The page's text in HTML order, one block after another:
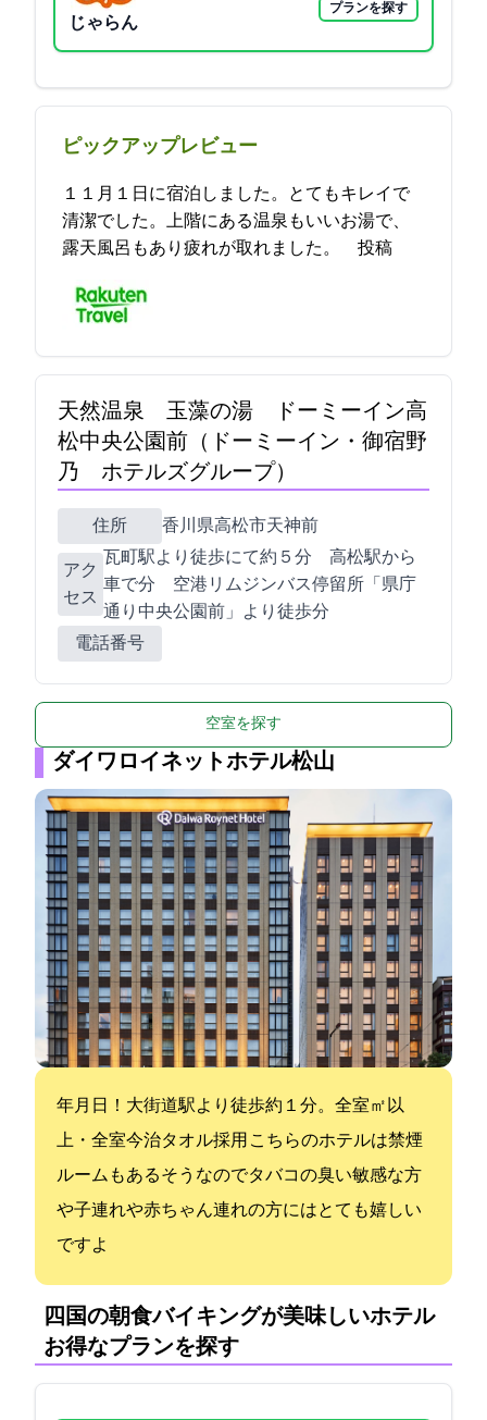
じゃらん
プランを探す
ピックアップレビュー
１１月１日に宿泊しました。とてもキレイで
清潔でした。上階にある温泉もいいお湯で、
露天風呂もあり疲れが取れました。 2021-11-09 20:31:00投稿
天然温泉 玉藻の湯 ドーミーイン高
松中央公園前（ドーミーイン・御宿野
乃 ホテルズグループ）
住所 香川県高松市天神前1-3
アク
セス
瓦町駅より徒歩にて約５分 JR高松駅から
車で5分 空港リムジンバス停留所「県庁
通り中央公園前」より徒歩1分
電話番号
空室を探す
ダイワロイネットホテル松山
2016年3月3日OPEN！大街道駅より徒歩約１分。全室18㎡以
上・全室今治タオル採用 こちらのホテルは禁煙
ルームもあるそうなのでタバコの臭い敏感な方
や子連れや赤ちゃん連れの方にはとても嬉しい
ですよ
四国の朝食バイキングが美味しいホテル:
お得なプランを探す